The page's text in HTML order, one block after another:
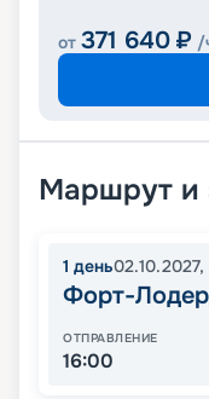
от 371 640 ₽ /
Маршрут и
1 день02.10.2027,
Форт-
ОТПРАВЛЕНИЕ
16:00